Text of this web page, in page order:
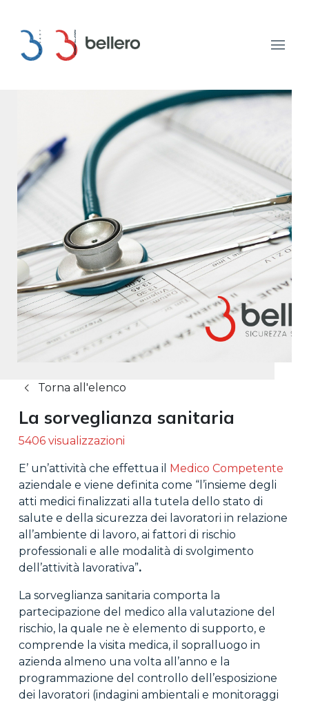
Torna all'elenco
La sorveglianza sanitaria
5406 visualizzazioni
E’ un’attività che effettua il Medico Competente
aziendale e viene definita come “l’insieme degli
atti medici finalizzati alla tutela dello stato di
salute e della sicurezza dei lavoratori in relazione
all’ambiente di lavoro, ai fattori di rischio
professionali e alle modalità di svolgimento
dell’attività lavorativa”.
La sorveglianza sanitaria comporta la
partecipazione del medico alla valutazione del
rischio, la quale ne è elemento di supporto, e
comprende la visita medica, il sopralluogo in
azienda almeno una volta all’anno e la
programmazione del controllo dell’esposizione
dei lavoratori (indagini ambientali e monitoraggi